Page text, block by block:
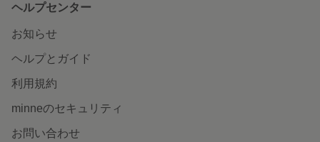
ヘルプセンター
お知らせ
ヘルプとガイド
利用規約
minneのセキュリティ
お問い合わせ